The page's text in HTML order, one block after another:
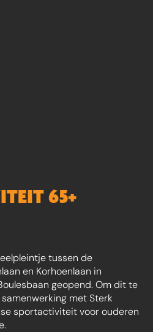
65+
tussen de
en Korhoenlaan in
geopend. Om dit te
met Sterk
sportactiviteit voor ouderen